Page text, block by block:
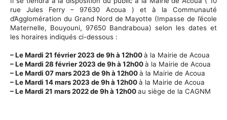
rue Jules Ferry – 97630 Acoua ) et à la Communauté
d’Agglomération du Grand Nord de Mayotte (Impasse de l’école
Maternelle, Bouyouni, 97650 Bandraboua) selon les dates et
les horaires indiqués ci-dessous :
– Le Mardi 21 février2023 de 9h à 12h00à la Mairie de Acoua
– Le Mardi 28 février 2023 de 9h à 12h00à la Mairie de Acoua
– Le Mardi 07 mars 2023 de 9h à 12h00à la Mairie de Acoua
– Le Mardi 14 mars 2023 de 9h à 12h00à la Mairie de Acoua
– Le Mardi 21 mars 2022 de 9h à 12h00au siège de la CAGNM